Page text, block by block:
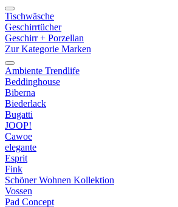
Tischwäsche
Geschirrtücher
Geschirr + Porzellan
Zur Kategorie Marken
Ambiente Trendlife
Beddinghouse
Biberna
Biederlack
Bugatti
JOOP!
Cawoe
elegante
Esprit
Fink
Schöner Wohnen Kollektion
Vossen
Pad Concept